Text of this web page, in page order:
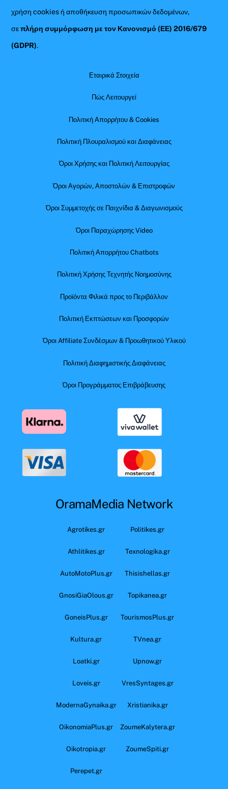
χρήση cookies ή αποθήκευση προσωπικών δεδομένων,
σεπλήρη συμμόρφωση με τον Κανονισμό (ΕΕ) 2016/679
(GDPR).
Εταιρικά Στοιχεία
Πώς Λειτουργεί
Πολιτική Απορρήτου & Cookies
Πολιτική Πλουραλισμού και Διαφάνειας
Όροι Χρήσης και Πολιτική Λειτουργίας
Όροι Αγορών, Αποστολών & Επιστροφών
Όροι Συμμετοχής σε Παιχνίδια & Διαγωνισμούς
Όροι Παραχώρησης Video
Πολιτική Απορρήτου Chatbots
Πολιτική Χρήσης Τεχνητής Νοημοσύνης
Προϊόντα Φιλικά προς το Περιβάλλον
Πολιτική Εκπτώσεων και Προσφορών
Όροι Affiliate Συνδέσμων & Προωθητικού Υλικού
Πολιτική Διαφημιστικής Διαφάνειας
Όροι Προγράμματος Επιβράβευσης
OramaMedia Network
Agrotikes.gr Politikes.gr
Athlitikes.gr Texnologika.gr
AutoMotoPlus.gr Thisishellas.gr
GnosiGiaOlous.gr Topikanea.gr
GoneisPlus.gr TourismosPlus.gr
Kultura.gr TVnea.gr
Loatki.gr Upnow.gr
Loveis.gr VresSyntages.gr
ModernaGynaika.gr Xristianika.gr
OikonomiaPlus.gr ZoumeKalytera.gr
Oikotropia.gr ZoumeSpiti.gr
Perepet.gr